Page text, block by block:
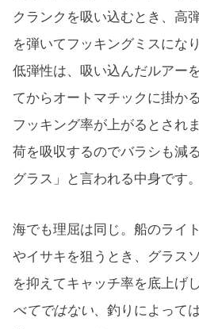
クランクを吸い込むとき、高
を弾いてフッキングミスにな
低弾性は、吸い込んだルアー
てからオートマチックに掛か
フッキング率が上がるとされ
荷を吸収するのでバラシも
グラス」と言われる中身です。
海でも理屈は同じ。船のライ
やイサキを狙うとき、グラス
を抑えてキャッチ率を底上げし
べてではない、釣りによって